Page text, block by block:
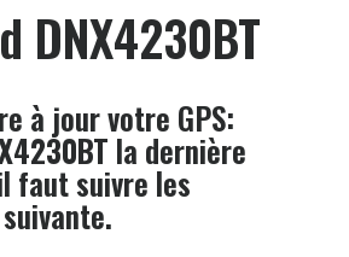
DNX4230BT
à jour votre GPS:
la dernière
faut suivre les